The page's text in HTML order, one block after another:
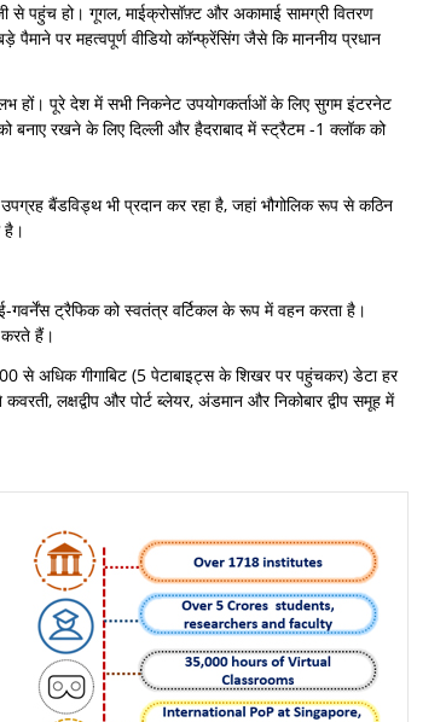
पहुंच हो। गूगल, माईक्रोसॉफ़्ट और अकामाई सामग्री वितरण
पर महत्वपूर्ण वीडियो कॉन्फ्रेंसिंग जैसे कि माननीय प्रधान
हों। पूरे देश में सभी निकनेट उपयोगकर्ताओं के लिए सुगम इंटरनेट
बनाए रखने के लिए दिल्ली और हैदराबाद में स्ट्रैटम -1 क्लॉक को
बैंडविड्थ भी प्रदान कर रहा है, जहां भौगोलिक रूप से कठिन
है।
गवर्नेंस ट्रैफिक को स्वतंत्र वर्टिकल के रूप में वहन करता है।
करते हैं।
से अधिक गीगाबिट (5 पेटाबाइट्स के शिखर पर पहुंचकर) डेटा हर
लक्षद्वीप और पोर्ट ब्लेयर, अंडमान और निकोबार द्वीप समूह में